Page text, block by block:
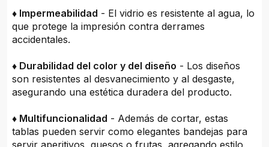
♦ Impermeabilidad - El vidrio es resistente al agua, lo
que protege la impresión contra derrames
accidentales.
♦ Durabilidad del color y del diseño - Los diseños
son resistentes al desvanecimiento y al desgaste,
asegurando una estética duradera del producto.
♦ Multifuncionalidad - Además de cortar, estas
tablas pueden servir como elegantes bandejas para